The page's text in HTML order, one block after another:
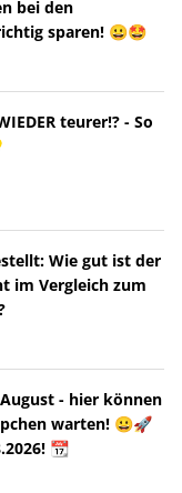
bei den
sparen! 😀🤩
teurer!? - So
Wie gut ist der
im Vergleich zum
- hier können
warten! 😀🚀
📆